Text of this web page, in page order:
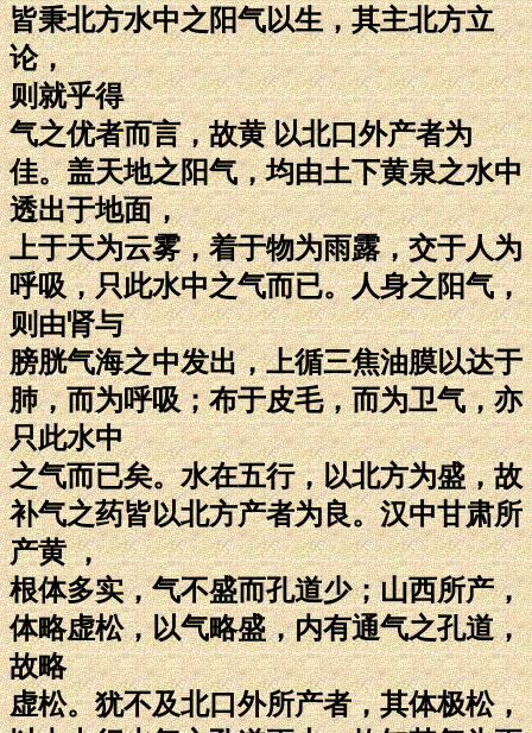
皆秉北方水中之阳气以生，其主北方立
论，
则就乎得
气之优者而言，故黄 以北口外产者为
佳。盖天地之阳气，均由土下黄泉之水中
透出于地面，
上于天为云雾，着于物为雨露，交于人为
呼吸，只此水中之气而已。人身之阳气，
则由肾与
膀胱气海之中发出，上循三焦油膜以达于
肺，而为呼吸；布于皮毛，而为卫气，亦
只此水中
之气而已矣。水在五行，以北方为盛，故
补气之药皆以北方产者为良。汉中甘肃所
产黄 ，
根体多实，气不盛而孔道少；山西所产，
体略虚松，以气略盛，内有通气之孔道，
故略
虚松。犹不及北口外所产者，其体极松，